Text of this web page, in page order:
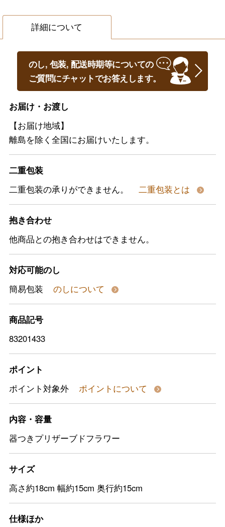
詳細について
のし, 包装, 配送時期等についての
ご質問にチャットでお答えします。
お届け・お渡し
【お届け地域】
離島を除く全国にお届けいたします。
二重包装
二重包装の承りができません。
二重包装とは
抱き合わせ
他商品との抱き合わせはできません。
対応可能のし
簡易包装
のしについて
商品記号
83201433
ポイント
ポイント対象外
ポイントについて
内容・容量
器つきプリザーブドフラワー
サイズ
高さ約18cm 幅約15cm 奥行約15cm
仕様ほか